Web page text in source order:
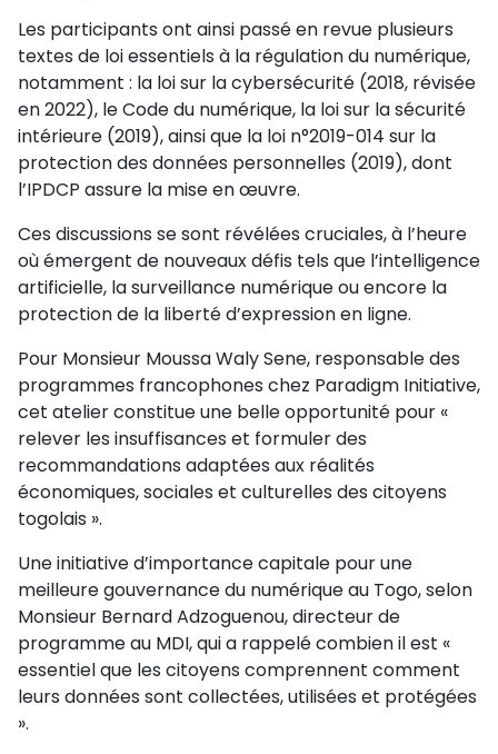
Les participants ont ainsi passé en revue plusieurs
textes de loi essentiels à la régulation du numérique,
notamment : la loi sur la cybersécurité (2018, révisée
en 2022), le Code du numérique, la loi sur la sécurité
intérieure (2019), ainsi que la loi n°2019-014 sur la
protection des données personnelles (2019), dont
l’IPDCP assure la mise en œuvre.
Ces discussions se sont révélées cruciales, à l’heure
où émergent de nouveaux défis tels que l’intelligence
artificielle, la surveillance numérique ou encore la
protection de la liberté d’expression en ligne.
Pour Monsieur Moussa Waly Sene, responsable des
programmes francophones chez Paradigm Initiative,
cet atelier constitue une belle opportunité pour «
relever les insuffisances et formuler des
recommandations adaptées aux réalités
économiques, sociales et culturelles des citoyens
togolais ».
Une initiative d’importance capitale pour une
meilleure gouvernance du numérique au Togo, selon
Monsieur Bernard Adzoguenou, directeur de
programme au MDI, qui a rappelé combien il est «
essentiel que les citoyens comprennent comment
leurs données sont collectées, utilisées et protégées
».